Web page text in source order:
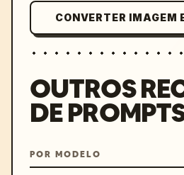
CONVERTER IMAGEM
OUTROS
DE
POR MODELO